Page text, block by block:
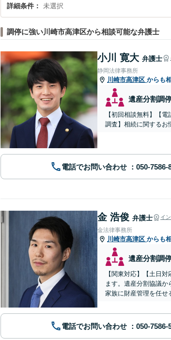
詳細条件 未選択
調停に強い川崎市高津区から相談可能な弁護士
小川 寛大 弁護士
静岡法律事務所
川崎市高津区 からも
遺産分割調
【初回相談無料】【
調査】相続に関するお
電話でお問い合わせ
金 浩俊 弁護士 イ
金法律事務所
川崎市高津区 からも
遺産分割調
【関東対応】【土日
ます。遺産分割協議
家族に財産管理を任せ
電話でお問い合わせ